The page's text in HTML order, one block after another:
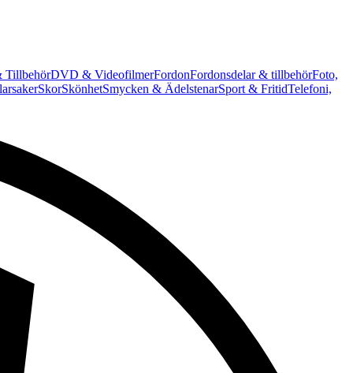
TillbehörDVD & VideofilmerFordonFordonsdelar & tillbehörFoto,
SkorSkönhetSmycken & ÄdelstenarSport & FritidTelefoni,